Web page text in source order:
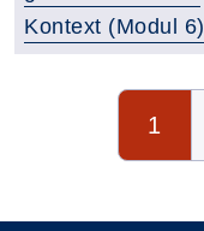
Kontext (Modul 6)
Seite 1 von 3
1